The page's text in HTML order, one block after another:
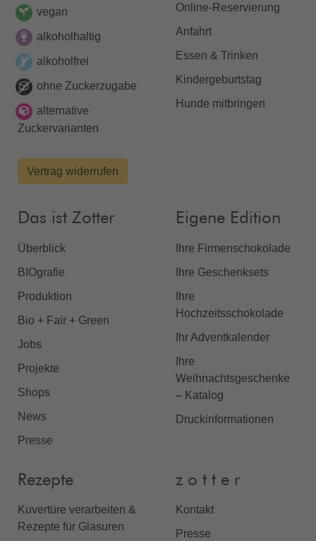
vegan
alkoholhaltig
alkoholfrei
ohne Zuckerzugabe
alternative
Zuckervarianten
Vertrag widerrufen
Online-Reservierung
Anfahrt
Essen & Trinken
Kindergeburtstag
Hunde mitbringen
Das ist Zotter
Überblick
BIOgrafie
Produktion
Bio + Fair + Green
Jobs
Projekte
Shops
News
Presse
Eigene Edition
Ihre Firmenschokolade
Ihre Geschenksets
Ihre
Hochzeitsschokolade
Ihr Adventkalender
Ihre
Weihnachtsgeschenke
– Katalog
Druckinformationen
Rezepte
Kuvertüre verarbeiten &
Rezepte für Glasuren
z o t t e r
Kontakt
Presse